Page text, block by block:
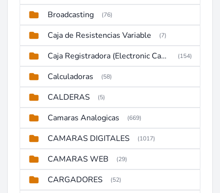
Broadcasting (76)
Caja de Resistencias Variable (7)
Caja Registradora (Electronic Cash Register) (154)
Calculadoras (58)
CALDERAS (5)
Camaras Analogicas (669)
CAMARAS DIGITALES (1017)
CAMARAS WEB (29)
CARGADORES (52)